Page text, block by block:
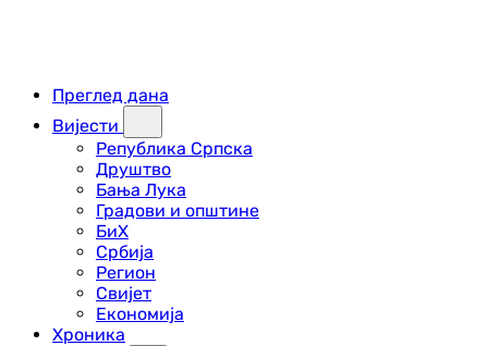
Преглед дана
Вијести
Република Српска
Друштво
Бања Лука
Градови и општине
БиХ
Србија
Регион
Свијет
Економија
Хроника